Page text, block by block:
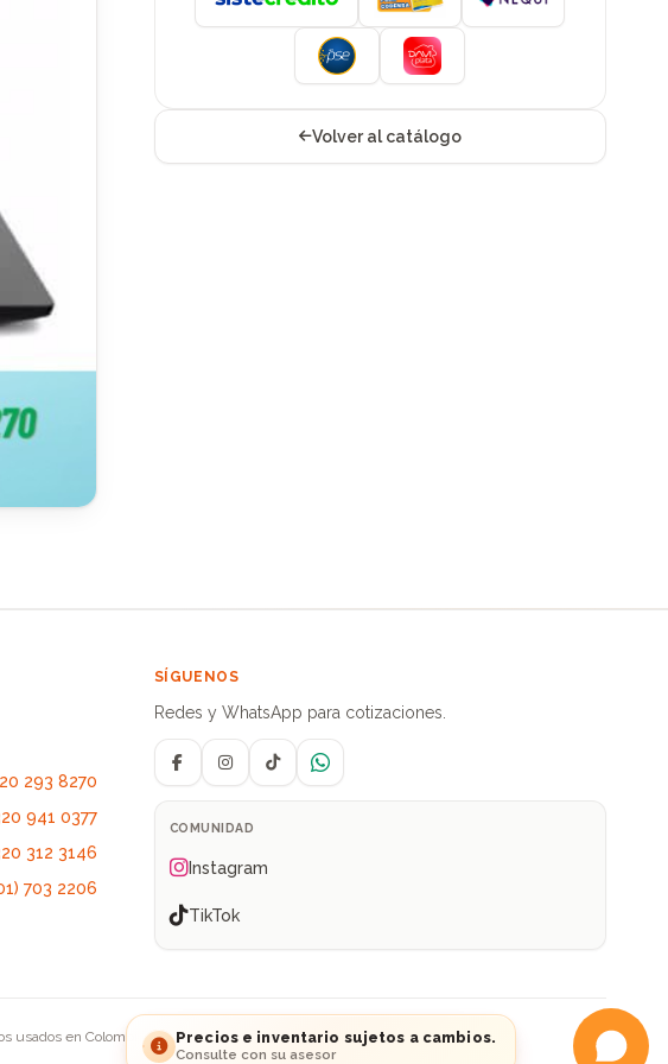
Volver al catálogo
293 8270
941 0377
312 3146
703 2206
SÍGUENOS
Redes y WhatsApp para cotizaciones.
FacebookInstagramTikTokWhatsApp
COMUNIDAD
Instagram
TikTok
usados en Colombia Precios e inventario sujetos a cambios.
Consulte con su asesor